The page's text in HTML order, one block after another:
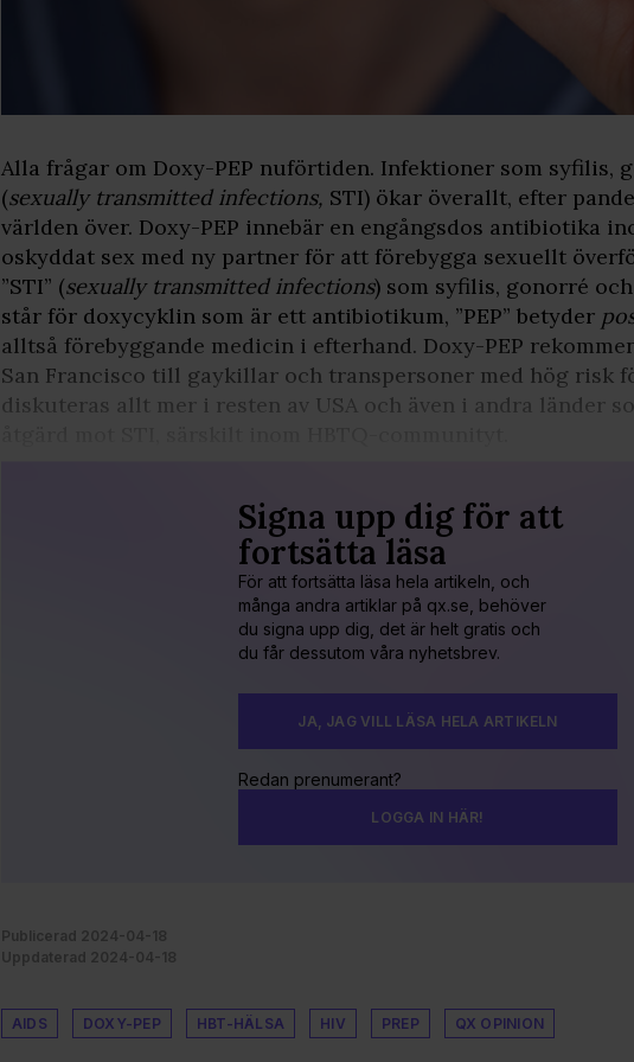
Alla frågar om Doxy-PEP nuförtiden. Infektioner som syfilis,
(sexually transmitted infections, STI) ökar överallt, efter
världen över. Doxy-PEP innebär en engångsdos antibiotika
oskyddat sex med ny partner för att förebygga sexuellt
”STI” (sexually transmitted infections) som syfilis, gonorré
står för doxycyklin som är ett antibiotikum, ”PEP” betyder
alltså förebyggande medicin i efterhand. Doxy-PEP
San Francisco till gaykillar och transpersoner med hög risk
diskuteras allt mer i resten av USA och även i andra länder
Signa upp dig för att
fortsätta läsa
För att fortsätta läsa hela artikeln, och
många andra artiklar på qx.se, behöver
du signa upp dig, det är helt gratis och
du får dessutom våra nyhetsbrev.
JA, JAG VILL LÄSA HELA ARTIKELN
Redan prenumerant?
LOGGA IN HÄR!
Publicerad 2024-04-18
Uppdaterad 2024-04-18
AIDS DOXY-PEP HBT-HÄLSA HIV PREP QX OPINION